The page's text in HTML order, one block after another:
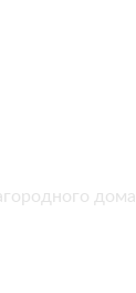
дома